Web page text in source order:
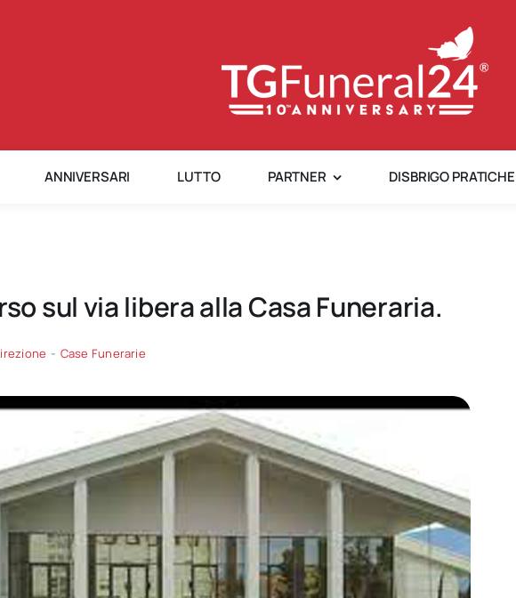
ANNIVERSARI LUTTO PARTNER DISBRIGO PRATICHE
sul via libera alla Casa Funeraria.
- Case Funerarie